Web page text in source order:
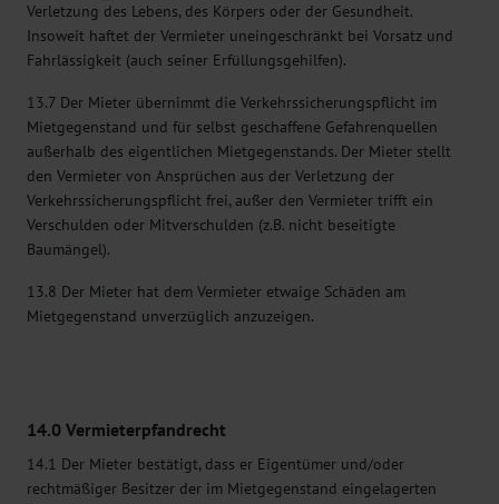
Verletzung des Lebens, des Körpers oder der Gesundheit.
Insoweit haftet der Vermieter uneingeschränkt bei Vorsatz und
Fahrlässigkeit (auch seiner Erfüllungsgehilfen).
13.7 Der Mieter übernimmt die Verkehrssicherungspflicht im
Mietgegenstand und für selbst geschaffene Gefahrenquellen
außerhalb des eigentlichen Mietgegenstands. Der Mieter stellt
den Vermieter von Ansprüchen aus der Verletzung der
Verkehrssicherungspflicht frei, außer den Vermieter trifft ein
Verschulden oder Mitverschulden (z.B. nicht beseitigte
Baumängel).
13.8 Der Mieter hat dem Vermieter etwaige Schäden am
Mietgegenstand unverzüglich anzuzeigen.
14.0 Vermieterpfandrecht
14.1 Der Mieter bestätigt, dass er Eigentümer und/oder
rechtmäßiger Besitzer der im Mietgegenstand eingelagerten